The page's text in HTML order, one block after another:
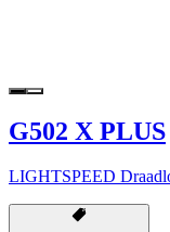
G502 X PLUS
LIGHTSPEED